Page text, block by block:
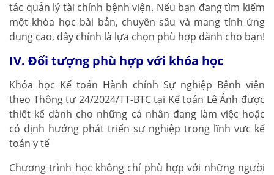
tác quản lý tài chính bệnh viện. Nếu bạn đang tìm kiếm
một khóa học bài bản, chuyên sâu và mang tính ứng
dụng cao, đây chính là lựa chọn phù hợp dành cho bạn!
IV. Đối tượng phù hợp với khóa học
Khóa học Kế toán Hành chính Sự nghiệp Bệnh viện
theo Thông tư 24/2024/TT-BTC tại Kế toán Lê Ánh được
thiết kế dành cho những cá nhân đang làm việc hoặc
có định hướng phát triển sự nghiệp trong lĩnh vực kế
toán y tế
Chương trình học không chỉ phù hợp với những người